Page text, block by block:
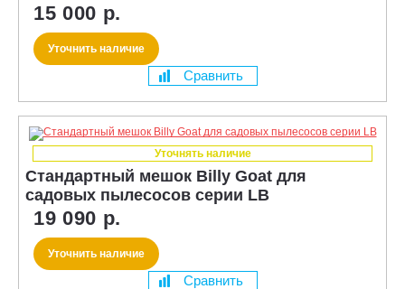
15 000 р.
Уточнить наличие
Сравнить
Уточнять наличие
Стандартный мешок Billy Goat для
садовых пылесосов серии LB
19 090 р.
Уточнить наличие
Сравнить